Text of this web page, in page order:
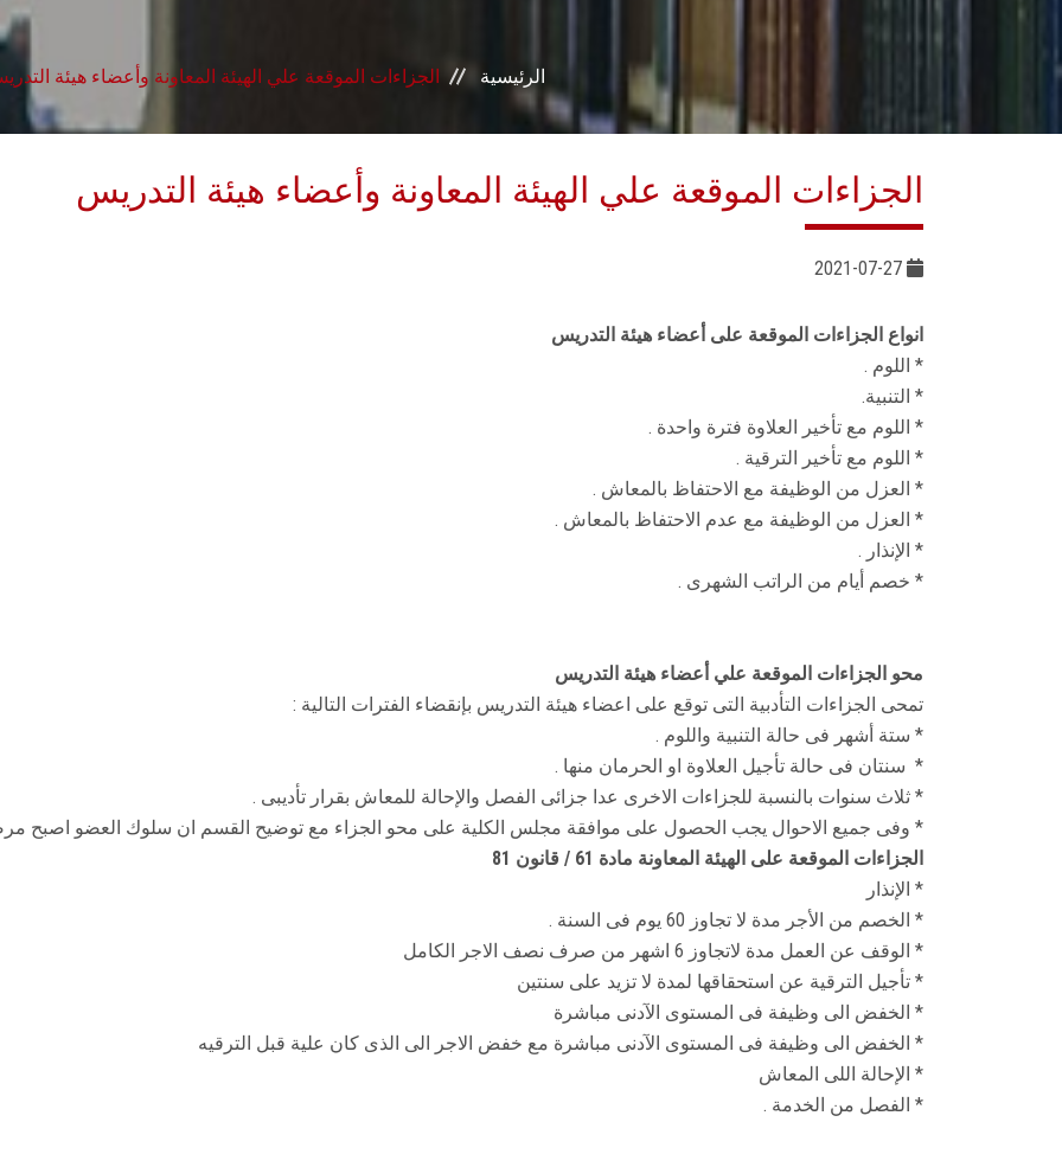
الرئيسية الجزاءات الموقعة علي الهيئة المعاونة وأعضاء هيئة
الجزاءات الموقعة علي الهيئة المعاونة وأعضاء هيئة التدريس
انواع الجزاءات الموقعة على أعضاء هيئة التدريس
* اللوم .
* التنبية.
* اللوم مع تأخير العلاوة فترة واحدة .
* اللوم مع تأخير الترقية .
* العزل من الوظيفة مع الاحتفاظ بالمعاش .
* العزل من الوظيفة مع عدم الاحتفاظ بالمعاش .
* الإنذار .
* خصم أيام من الراتب الشهرى .
محو الجزاءات الموقعة علي أعضاء هيئة التدريس
تمحى الجزاءات التأدبية التى توقع على اعضاء هيئة التدريس بإنقضاء الفترات التالية :
* ستة أشهر فى حالة التنبية واللوم .
* سنتان فى حالة تأجيل العلاوة او الحرمان منها .
* ثلاث سنوات بالنسبة للجزاءات الاخرى عدا جزائى الفصل والإحالة للمعاش بقرار تأديبى .
* وفى جميع الاحوال يجب الحصول على موافقة مجلس الكلية على محو الجزاء مع توضيح القسم ان سلوك العضو اصبح
الجزاءات الموقعة على الهيئة المعاونة مادة 61 / قانون 81
* الإنذار
* الخصم من الأجر مدة لا تجاوز 60 يوم فى السنة .
* الوقف عن العمل مدة لاتجاوز 6 اشهر من صرف نصف الاجر الكامل
* تأجيل الترقية عن استحقاقها لمدة لا تزيد على سنتين
* الخفض الى وظيفة فى المستوى الآدنى مباشرة
* الخفض الى وظيفة فى المستوى الآدنى مباشرة مع خفض الاجر الى الذى كان علية قبل الترقيه
* الإحالة اللى المعاش
* الفصل من الخدمة .